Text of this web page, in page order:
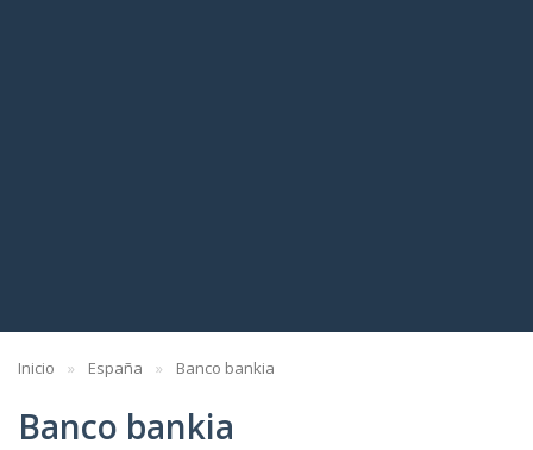
Inicio España Banco bankia
Banco bankia